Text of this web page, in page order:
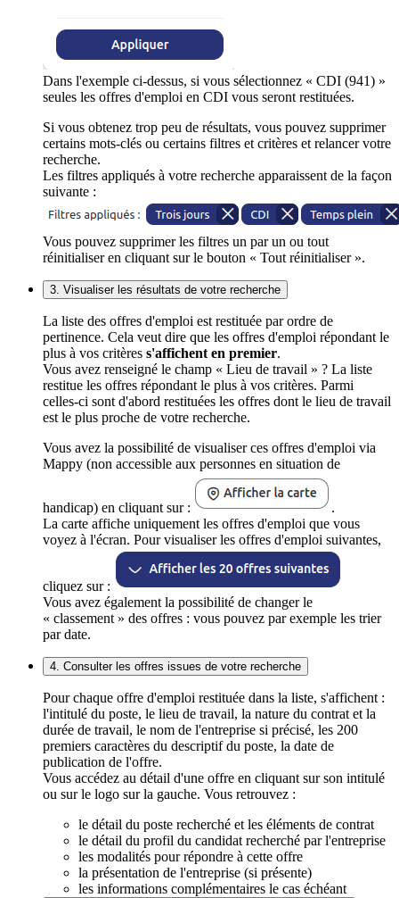
Dans l'exemple ci-dessus, si vous sélectionnez « CDI (941) »
seules les offres d'emploi en CDI vous seront restituées.
Si vous obtenez trop peu de résultats, vous pouvez supprimer
certains mots-clés ou certains filtres et critères et relancer votre
recherche.
Les filtres appliqués à votre recherche apparaissent de la façon
suivante :
Vous pouvez supprimer les filtres un par un ou tout
réinitialiser en cliquant sur le bouton « Tout réinitialiser ».
3. Visualiser les résultats de votre recherche
La liste des offres d'emploi est restituée par ordre de
pertinence. Cela veut dire que les offres d'emploi répondant le
plus à vos critères s'affichent en premier.
Vous avez renseigné le champ « Lieu de travail » ? La liste
restitue les offres répondant le plus à vos critères. Parmi
celles-ci sont d'abord restituées les offres dont le lieu de travail
est le plus proche de votre recherche.
Vous avez la possibilité de visualiser ces offres d'emploi via
Mappy (non accessible aux personnes en situation de
handicap) en cliquant sur :
.
La carte affiche uniquement les offres d'emploi que vous
voyez à l'écran. Pour visualiser les offres d'emploi suivantes,
cliquez sur :
Vous avez également la possibilité de changer le
« classement » des offres : vous pouvez par exemple les trier
par date.
4. Consulter les offres issues de votre recherche
Pour chaque offre d'emploi restituée dans la liste, s'affichent :
l'intitulé du poste, le lieu de travail, la nature du contrat et la
durée de travail, le nom de l'entreprise si précisé, les 200
premiers caractères du descriptif du poste, la date de
publication de l'offre.
Vous accédez au détail d'une offre en cliquant sur son intitulé
ou sur le logo sur la gauche. Vous retrouvez :
le détail du poste recherché et les éléments de contrat
le détail du profil du candidat recherché par l'entreprise
les modalités pour répondre à cette offre
la présentation de l'entreprise (si présente)
les informations complémentaires le cas échéant